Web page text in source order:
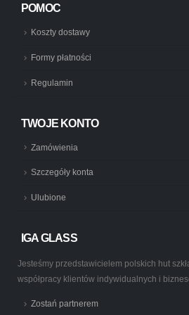
POMOC
Koszty dostawy
Formy płatności
Regulamin
TWOJE KONTO
Zamówienia
Szczegóły konta
Ulubione
IGA GLASS
Jesteśmy przedstawicielem polskich hut
współpracy klientów indywidualnych i
Zostań partnerem